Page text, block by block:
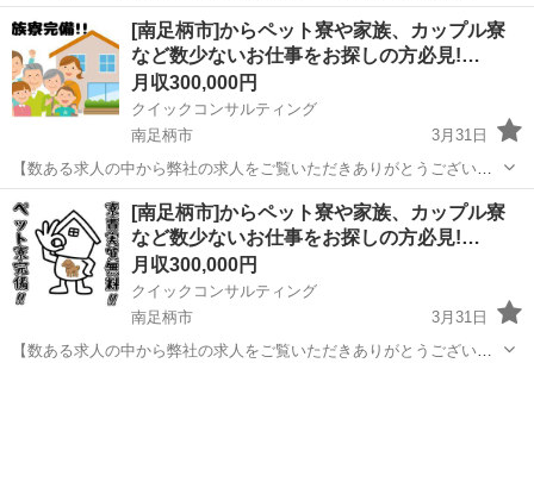
中の方！ 📌今住んでる会社の寮を出ないといけない！ 📌家賃滞納で
退去しないといけないなど！ 📌一人暮らしを始めたい！ 即入寮可能
な求人も多数ご...
神奈川 南足柄市 その他
[南足柄市]からペット寮や家族、カップル寮
など数少ないお仕事をお探しの方必見!…
月収300,000円
クイックコンサルティング
南足柄市
3月31日
【数ある求人の中から弊社の求人をご覧いただきありがとうございま
す!!】 ★数少ないペット寮、家族、カップル寮を完備している求人で
家賃補助も在籍中ずっと5万円の補助あり!! こちらの求人以外にも日本
全国5万件以上の求人を多...
神奈川 南足柄市 その他
[南足柄市]からペット寮や家族、カップル寮
など数少ないお仕事をお探しの方必見!…
月収300,000円
クイックコンサルティング
南足柄市
3月31日
【数ある求人の中から弊社の求人をご覧いただきありがとうございま